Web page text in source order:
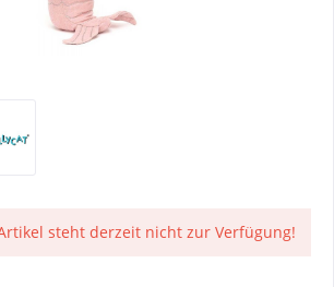
steht derzeit nicht zur Verfügung!